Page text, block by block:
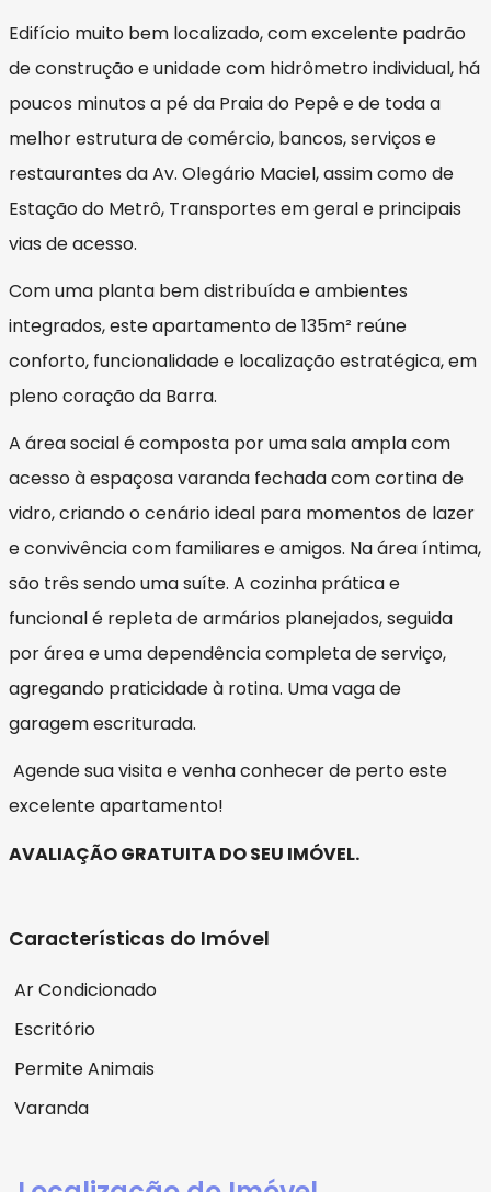
Edifício muito bem localizado, com excelente padrão
de construção e unidade com hidrômetro individual, há
poucos minutos a pé da Praia do Pepê e de toda a
melhor estrutura de comércio, bancos, serviços e
restaurantes da Av. Olegário Maciel, assim como de
Estação do Metrô, Transportes em geral e principais
vias de acesso.
Com uma planta bem distribuída e ambientes
integrados, este apartamento de 135m² reúne
conforto, funcionalidade e localização estratégica, em
pleno coração da Barra.
A área social é composta por uma sala ampla com
acesso à espaçosa varanda fechada com cortina de
vidro, criando o cenário ideal para momentos de lazer
e convivência com familiares e amigos. Na área íntima,
são três sendo uma suíte. A cozinha prática e
funcional é repleta de armários planejados, seguida
por área e uma dependência completa de serviço,
agregando praticidade à rotina. Uma vaga de
garagem escriturada.
Agende sua visita e venha conhecer de perto este
excelente apartamento!
AVALIAÇÃO GRATUITA DO SEU IMÓVEL.
Características do Imóvel
Ar Condicionado
Escritório
Permite Animais
Varanda